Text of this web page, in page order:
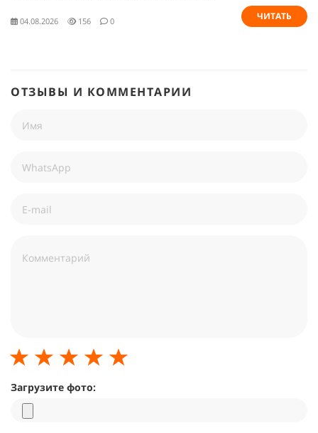
04.08.2026 156 0 ЧИТАТЬ
ОТЗЫВЫ И КОММЕНТАРИИ
Загрузите фото: